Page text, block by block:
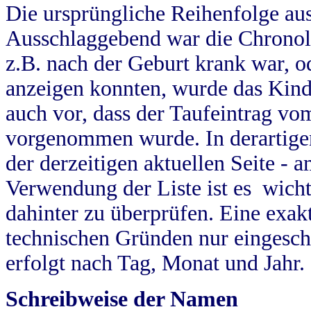
Die ursprüngliche Reihenfolge
Ausschlaggebend war die
z.B. nach der Geburt krank war,
anzeigen konnten, wurde das
auch vor, dass der Taufeintrag
vorgenommen wurde. In
der derzeitigen aktuellen Seite -
Verwendung der Liste ist es
dahinter zu überprüfen. Eine
technischen Gründen nur
erfolgt nach Tag, Monat und Jahr.
Schreibweise der Namen